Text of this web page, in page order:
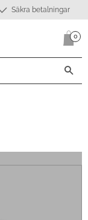
Säkra betalningar
0